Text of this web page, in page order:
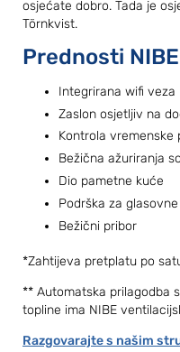
osjećate dobro. Tada je
Törnkvist.
Prednosti
Integrirana wifi veza
Zaslon osjetljiv na
Kontrola vremenske
Bežična ažuriranja
Dio pametne kuće
Podrška za
Bežični pribor
*Zahtijeva pretplatu po
** Automatska prilagodba
topline ima NIBE
Razgovarajte s našim